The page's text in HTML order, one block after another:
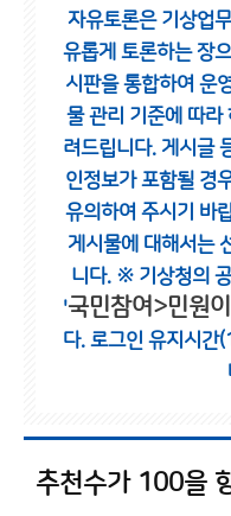
자유토론은 기상업
유롭게 토론하는 장
시판을 통합하여 운
물 관리 기준에 따라
려드립니다. 게시글
인정보가 포함될 경
유의하여 주시기 바
게시물에 대해서는
니다. ※ 기상청의
'국민참여>민원
다. 로그인 유지시간
추천수가 100을